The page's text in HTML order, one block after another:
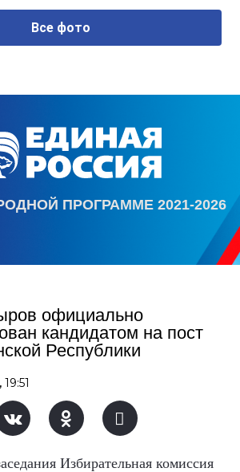
Все фото
ПРОГРАММЕ 2021-2026
официально
кандидатом на пост
Республики
19:51
Избирательная комиссия